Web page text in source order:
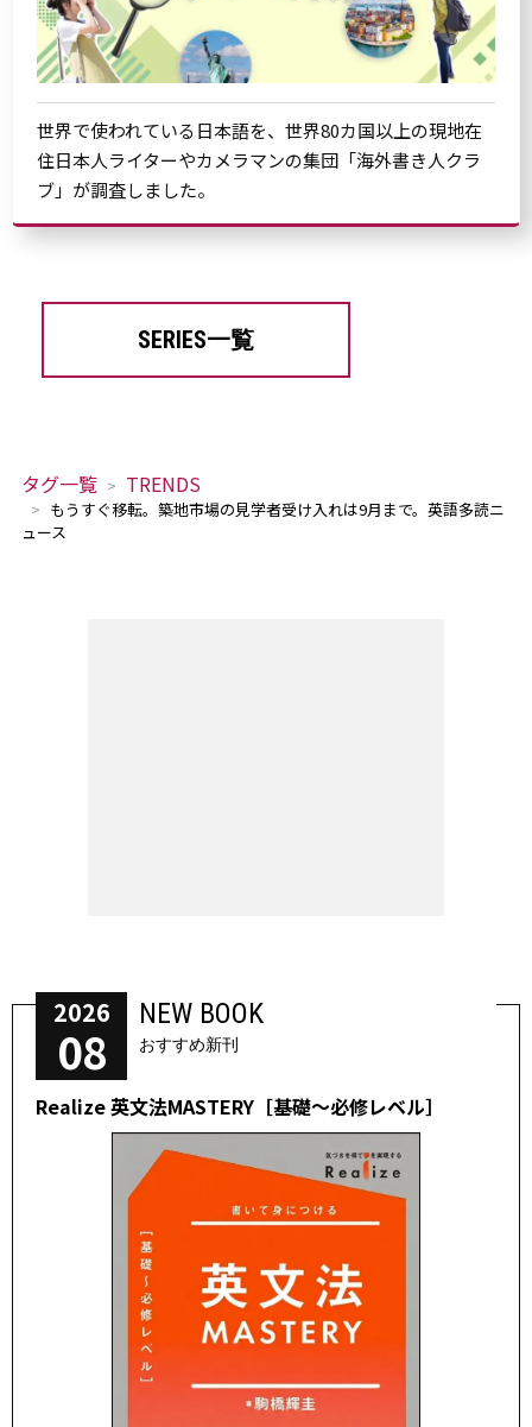
世界で使われている日本語を、世界80カ国以上の現地在
住日本人ライターやカメラマンの集団「海外書き人クラ
ブ」が調査しました。
SERIES一覧
タグ一覧 TRENDS
もうすぐ移転。築地市場の見学者受け入れは9月まで。英語多読ニ
ュース
2026
08
NEW BOOK
おすすめ新刊
Realize 英文法MASTERY［基礎～必修レベル］